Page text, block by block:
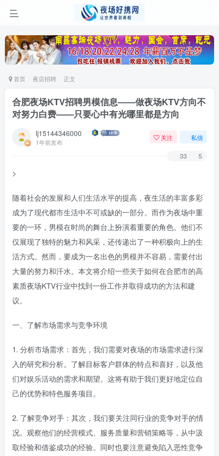
首页 夜店招聘 正文
合肥夜场KTV招聘男模信息——做夜场KTV方向不
对努力白费——只要心中有光哪里都是方向
lj15144346000
1年前发布
关注 私信
33 5
>
随着社会的发展和人们生活水平的提高，夜生活的丰富多彩
成为了现代都市生活中不可或缺的一部分。而作为夜场中重
要的一环，男模在时尚的舞台上扮演着重要的角色。他们不
仅展现了独特的魅力和风采，还传递出了一种积极向上的生
活方式。然而，要成为一名出色的男模并不容易，需要付出
大量的努力和汗水。本文将介绍一些关于如何在合肥市的高
素质夜场KTV行业中找到一份工作并取得成功的方法和建
议。
一、了解市场需求与竞争环境
1. 分析市场需求：首先，我们需要对夜场的市场需求进行深
入的研究和分析。了解目标客户群体的特点和喜好，以及他
们对娱乐活动的需求和期望。这将有助于我们更好地定位自
己的优势和特色服务项目。
2. 了解竞争对手：其次，我们要关注同行业的竞争对手的情
况。观察他们的经营模式、服务质量和营销策略等，从中汲
取经验和借鉴成功的经验。同时也要注意避免陷入恶性竞争